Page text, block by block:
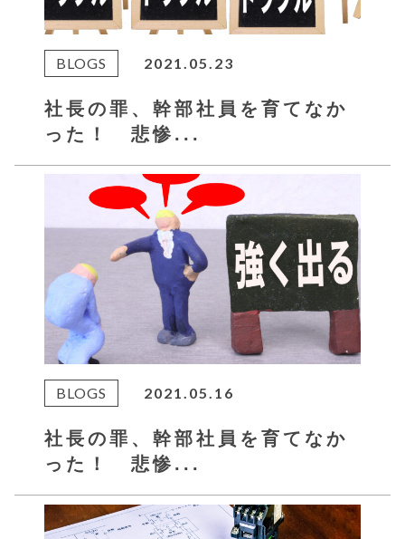
BLOGS 2021.05.23
社長の罪、幹部社員を育てなか
った！ 悲惨...
BLOGS 2021.05.16
社長の罪、幹部社員を育てなか
った！ 悲惨...